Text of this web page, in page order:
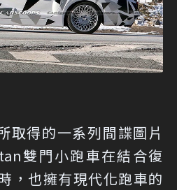
取得的一系列間諜圖片
雙門小跑車在結合復
，也擁有現代化跑車的